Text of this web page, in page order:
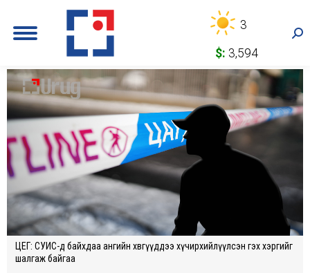
3
$: 3,594
ЦЕГ: СУИС-д байхдаа ангийн хөвгүүддээ хүчирхийлүүлсэн гэх хэргийг
шалгаж байгаа